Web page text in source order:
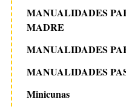
MANUALIDADES
MADRE
MANUALIDADES
MANUALIDADES
Minicunas